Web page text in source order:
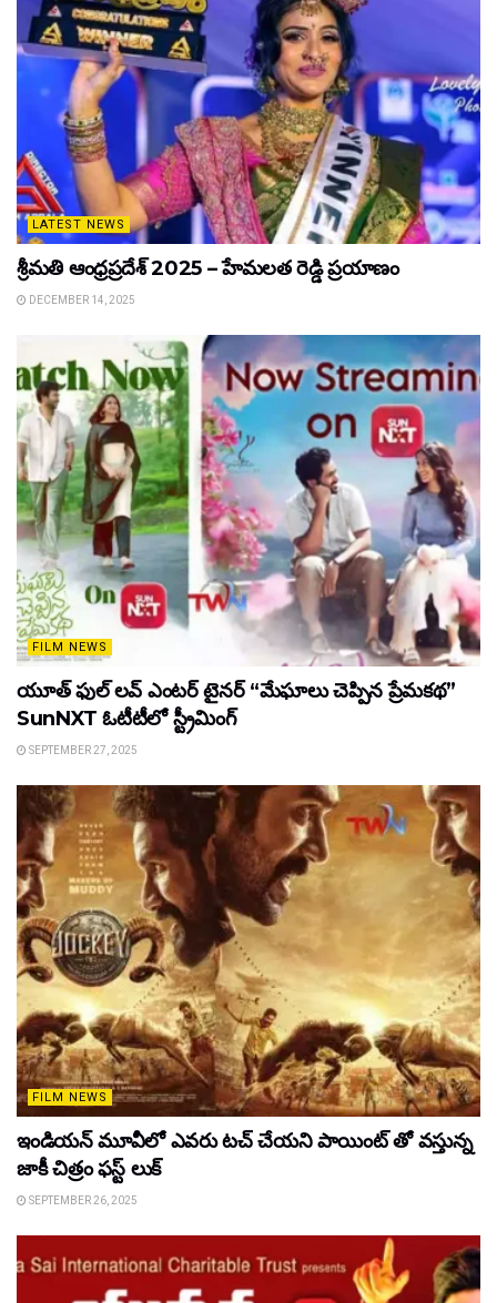
LATEST NEWS
శ్రీమతి ఆంధ్రప్రదేశ్ 2025 – హేమలత రెడ్డి ప్రయాణం
DECEMBER 14, 2025
FILM NEWS
యూత్ ఫుల్ లవ్ ఎంటర్ టైనర్ “మేఘాలు చెప్పిన ప్రేమకథ”
SunNXT ఓటీటీలో స్ట్రీమింగ్
SEPTEMBER 27, 2025
FILM NEWS
ఇండియన్ మూవీలో ఎవరు టచ్ చేయని పాయింట్ తో వస్తున్న
జాకీ చిత్రం ఫస్ట్ లుక్
SEPTEMBER 26, 2025